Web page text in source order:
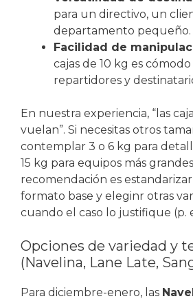
para un directivo, un
departamento pequeño.
Facilidad de
cajas de 10 kg es cómodo
repartidores y
En nuestra experiencia, “las
vuelan”. Si necesitas otros
contemplar 3 o 6 kg para
15 kg para equipos más
recomendación es
formato base y eleginr otras
cuando el caso lo justifique (p.
Opciones de variedad y
(Navelina, Lane Late,
Para diciembre-enero, las